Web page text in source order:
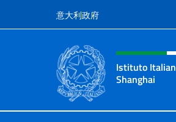
意大利政府
标题站点、社
Istituto
Shanghai